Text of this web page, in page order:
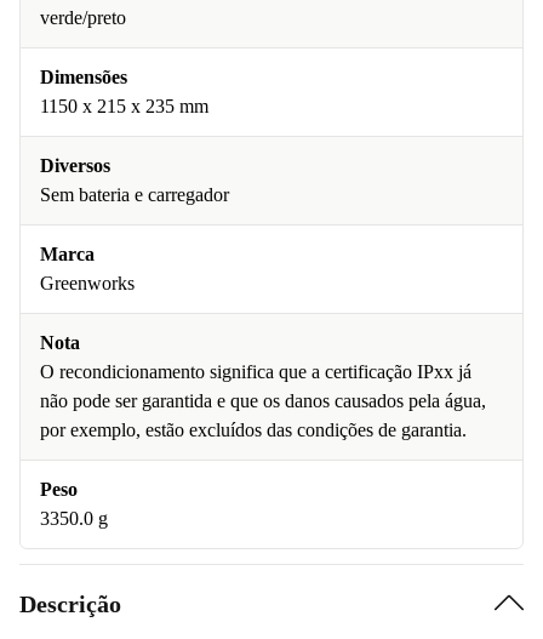
verde/preto
Dimensões
1150 x 215 x 235 mm
Diversos
Sem bateria e carregador
Marca
Greenworks
Nota
O recondicionamento significa que a certificação IPxx já
não pode ser garantida e que os danos causados pela água,
por exemplo, estão excluídos das condições de garantia.
Peso
3350.0 g
Descrição